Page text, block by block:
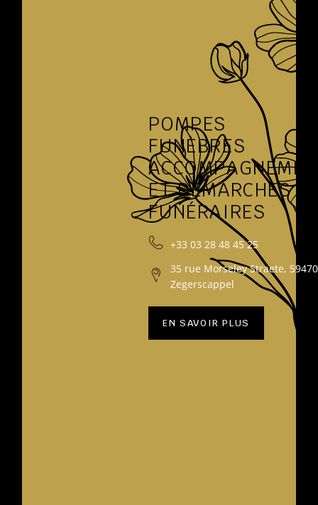
POMPES
FUNÈBRES
ET DÉMARCHES
FUNÉRAIRES
+33 03 28 48 45 25
35 rue Morseley Straete,
Zegerscappel
EN SAVOIR PLUS